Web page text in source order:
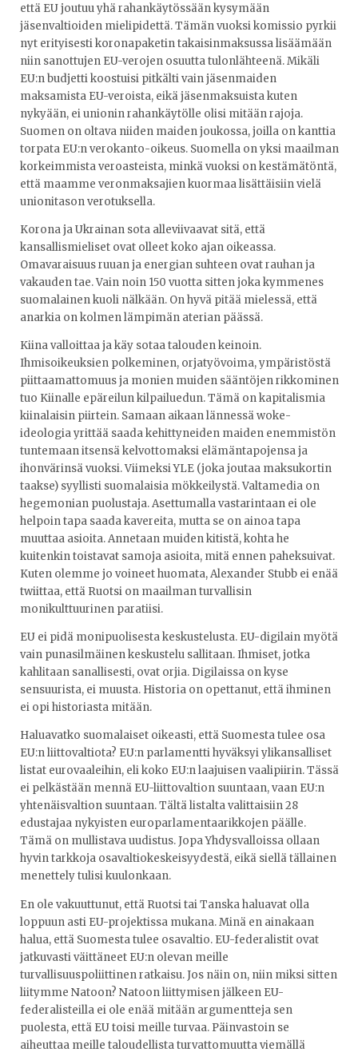
että EU joutuu yhä rahankäytössään kysymään
jäsenvaltioiden mielipidettä. Tämän vuoksi komissio pyrkii
nyt erityisesti koronapaketin takaisinmaksussa lisäämään
niin sanottujen EU-verojen osuutta tulonlähteenä. Mikäli
EU:n budjetti koostuisi pitkälti vain jäsenmaiden
maksamista EU-veroista, eikä jäsenmaksuista kuten
nykyään, ei unionin rahankäytölle olisi mitään rajoja.
Suomen on oltava niiden maiden joukossa, joilla on kanttia
torpata EU:n verokanto-oikeus. Suomella on yksi maailman
korkeimmista veroasteista, minkä vuoksi on kestämätöntä,
että maamme veronmaksajien kuormaa lisättäisiin vielä
unionitason verotuksella.
Korona ja Ukrainan sota alleviivaavat sitä, että
kansallismieliset ovat olleet koko ajan oikeassa.
Omavaraisuus ruuan ja energian suhteen ovat rauhan ja
vakauden tae. Vain noin 150 vuotta sitten joka kymmenes
suomalainen kuoli nälkään. On hyvä pitää mielessä, että
anarkia on kolmen lämpimän aterian päässä.
Kiina valloittaa ja käy sotaa talouden keinoin.
Ihmisoikeuksien polkeminen, orjatyövoima, ympäristöstä
piittaamattomuus ja monien muiden sääntöjen rikkominen
tuo Kiinalle epäreilun kilpailuedun. Tämä on kapitalismia
kiinalaisin piirtein. Samaan aikaan lännessä woke-
ideologia yrittää saada kehittyneiden maiden enemmistön
tuntemaan itsensä kelvottomaksi elämäntapojensa ja
ihonvärinsä vuoksi. Viimeksi YLE (joka joutaa maksukortin
taakse) syyllisti suomalaisia mökkeilystä. Valtamedia on
hegemonian puolustaja. Asettumalla vastarintaan ei ole
helpoin tapa saada kavereita, mutta se on ainoa tapa
muuttaa asioita. Annetaan muiden kitistä, kohta he
kuitenkin toistavat samoja asioita, mitä ennen paheksuivat.
Kuten olemme jo voineet huomata, Alexander Stubb ei enää
twiittaa, että Ruotsi on maailman turvallisin
monikulttuurinen paratiisi.
EU ei pidä monipuolisesta keskustelusta. EU-digilain myötä
vain punasilmäinen keskustelu sallitaan. Ihmiset, jotka
kahlitaan sanallisesti, ovat orjia. Digilaissa on kyse
sensuurista, ei muusta. Historia on opettanut, että ihminen
ei opi historiasta mitään.
Haluavatko suomalaiset oikeasti, että Suomesta tulee osa
EU:n liittovaltiota? EU:n parlamentti hyväksyi ylikansalliset
listat eurovaaleihin, eli koko EU:n laajuisen vaalipiirin. Tässä
ei pelkästään mennä EU-liittovaltion suuntaan, vaan EU:n
yhtenäisvaltion suuntaan. Tältä listalta valittaisiin 28
edustajaa nykyisten europarlamentaarikkojen päälle.
Tämä on mullistava uudistus. Jopa Yhdysvalloissa ollaan
hyvin tarkkoja osavaltiokeskeisyydestä, eikä siellä tällainen
menettely tulisi kuulonkaan.
En ole vakuuttunut, että Ruotsi tai Tanska haluavat olla
loppuun asti EU-projektissa mukana. Minä en ainakaan
halua, että Suomesta tulee osavaltio. EU-federalistit ovat
jatkuvasti väittäneet EU:n olevan meille
turvallisuuspoliittinen ratkaisu. Jos näin on, niin miksi sitten
liitymme Natoon? Natoon liittymisen jälkeen EU-
federalisteilla ei ole enää mitään argumentteja sen
puolesta, että EU toisi meille turvaa. Päinvastoin se
aiheuttaa meille taloudellista turvattomuutta viemällä